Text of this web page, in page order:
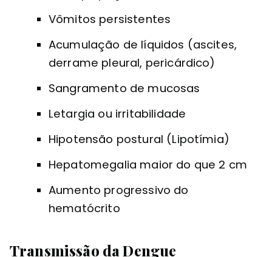
Vômitos persistentes
Acumulação de líquidos (ascites,
derrame pleural, pericárdico)
Sangramento de mucosas
Letargia ou irritabilidade
Hipotensão postural (Lipotímia)
Hepatomegalia maior do que 2 cm
Aumento progressivo do
hematócrito
Transmissão da Dengue